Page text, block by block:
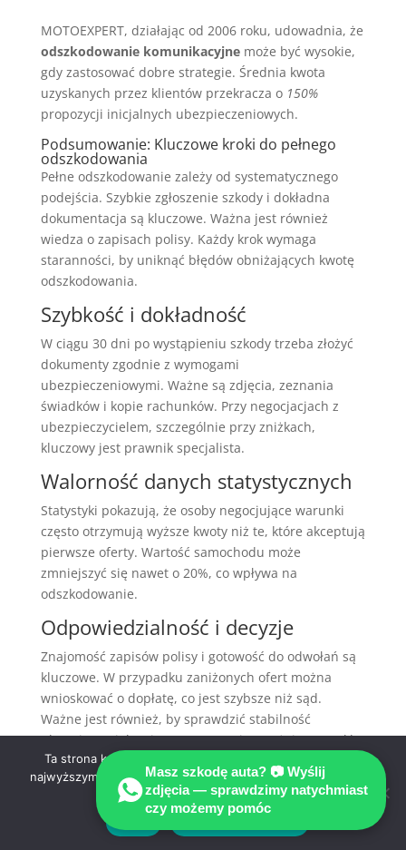
MOTOEXPERT, działając od 2006 roku, udowadnia, że
odszkodowanie komunikacyjnemoże być wysokie,
gdy zastosować dobre strategie. Średnia kwota
uzyskanych przez klientów przekracza o 150%
propozycji inicjalnych ubezpieczeniowych.
Podsumowanie: Kluczowe kroki do pełnego
odszkodowania
Pełne odszkodowanie zależy od systematycznego
podejścia. Szybkie zgłoszenie szkody i dokładna
dokumentacja są kluczowe. Ważna jest również
wiedza o zapisach polisy. Każdy krok wymaga
staranności, by uniknąć błędów obniżających kwotę
odszkodowania.
Szybkość i dokładność
W ciągu 30 dni po wystąpieniu szkody trzeba złożyć
dokumenty zgodnie z wymogami
ubezpieczeniowymi. Ważne są zdjęcia, zeznania
świadków i kopie rachunków. Przy negocjacjach z
ubezpieczycielem, szczególnie przy zniżkach,
kluczowy jest prawnik specjalista.
Walorność danych statystycznych
Statystyki pokazują, że osoby negocjujące warunki
często otrzymują wyższe kwoty niż te, które akceptują
pierwsze oferty. Wartość samochodu może
zmniejszyć się nawet o 20%, co wpływa na
odszkodowanie.
Odpowiedzialność i decyzje
Znajomość zapisów polisy i gotowość do odwołań są
kluczowe. W przypadku zaniżonych ofert można
wnioskować o dopłatę, co jest szybsze niż sąd.
Ważne jest również, by sprawdzić stabilność
ubezpieczyciela. Firmy z ocenami powyżej 1.5 zwykle
lepiej obsługują roszczenia.
FAQ
Co to jest klucz do pełnego
odszkodowania?
Masz szkodę auta? 📷 Wyślij
zdjęcia — sprawdzimy natychmiast
czy możemy pomóc
Ta strona korzysta z ciasteczek aby świadczyć usługi na
najwyższym poziomie. Dalsze korzystanie ze strony oznacza,
że zgadzasz się na ich użycie.